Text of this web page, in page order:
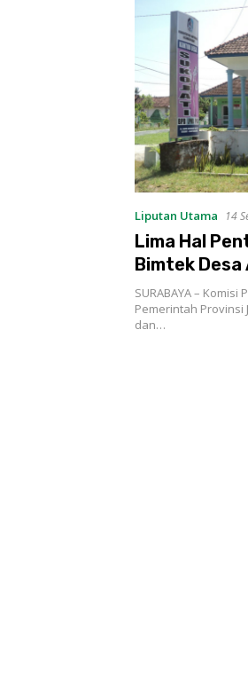
Liputan Utama 14
Lima Hal
Bimtek
SURABAYA –
Pemerintah Provinsi
dan…